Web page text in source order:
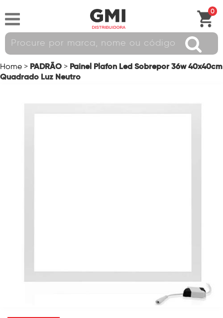
0
Home > PADRÃO > Painel Plafon Led Sobrepor 36w 40x40cm
Quadrado Luz Neutro